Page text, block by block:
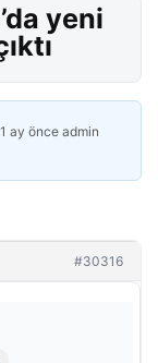
yeni
1 ay önce admin
#30316